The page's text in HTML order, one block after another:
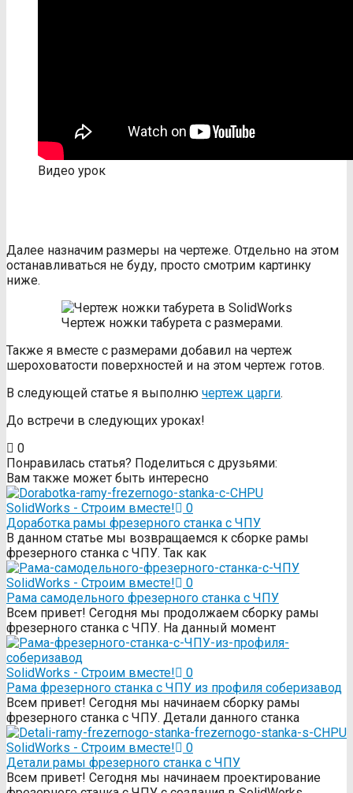
Видео урок
Далее назначим размеры на чертеже. Отдельно на этом
останавливаться не буду, просто смотрим картинку
ниже.
Чертеж ножки табурета с размерами.
Также я вместе с размерами добавил на чертеж
шероховатости поверхностей и на этом чертеж готов.
В следующей статье я выполню чертеж царги.
До встречи в следующих уроках!
0
Понравилась статья? Поделиться с друзьями:
Вам также может быть интересно
SolidWorks - Строим вместе!
0
Доработка рамы фрезерного станка с ЧПУ
В данном статье мы возвращаемся к сборке рамы
фрезерного станка с ЧПУ. Так как
SolidWorks - Строим вместе!
0
Рама самодельного фрезерного станка с ЧПУ
Всем привет! Сегодня мы продолжаем сборку рамы
фрезерного станка с ЧПУ. На данный момент
SolidWorks - Строим вместе!
0
Рама фрезерного станка c ЧПУ из профиля соберизавод
Всем привет! Сегодня мы начинаем сборку рамы
фрезерного станка с ЧПУ. Детали данного станка
SolidWorks - Строим вместе!
0
Детали рамы фрезерного станка с ЧПУ
Всем привет! Сегодня мы начинаем проектирование